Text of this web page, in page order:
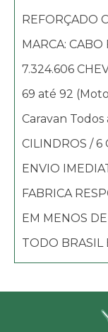
REFORÇADO
MARCA:
7.324.606
69 até 92
Caravan
CILINDROS /
ENVIO
FABRICA
EM MENOS
TODO BRASIL